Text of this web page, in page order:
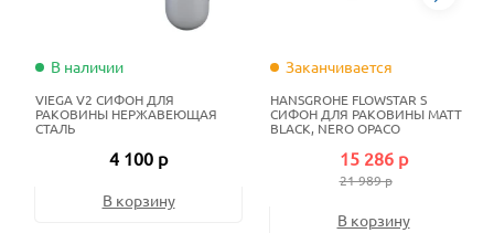
В наличии
VIEGA V2 СИФОН ДЛЯ
РАКОВИНЫ НЕРЖАВЕЮЩАЯ
СТАЛЬ
4 100 р
В корзину
Заканчивается
HANSGROHE FLOWSTAR S
СИФОН ДЛЯ РАКОВИНЫ MATT
BLACK, NERO OPACO
15 286 р
21 989 р
В корзину